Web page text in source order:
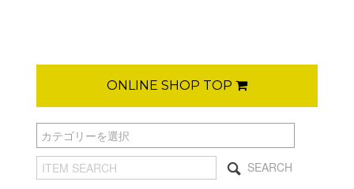
ONLINE SHOP TOP
SEARCH